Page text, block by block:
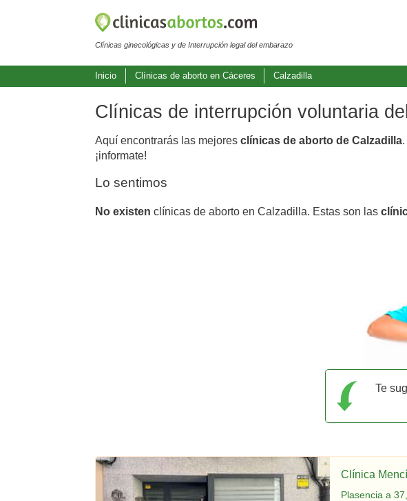
Clínicas ginecológicas y de Interrupción legal del embarazo
Inicio Clínicas de aborto en Cáceres Calzadilla
Clínicas de interrupción voluntaria
Aquí encontrarás las mejores clínicas de aborto de Calzadilla
¡informate!
Lo sentimos
No existen clínicas de aborto en Calzadilla. Estas son las
Te
Clínica
Plasencia a